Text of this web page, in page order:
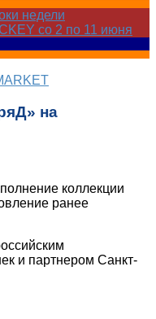
недели
со 2 по 11 июня
на
коллекции
ранее
и партнером Санкт-